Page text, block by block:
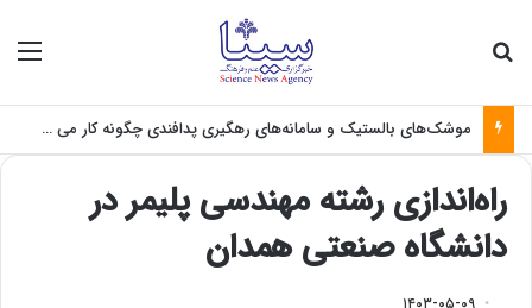
موشک‌های بالستیک و سامانه‌های رهگیری پدافندی چگونه کار می کنند؟
راه‌اندازی رشته مهندسی پلیمر در
دانشگاه صنعتی همدان